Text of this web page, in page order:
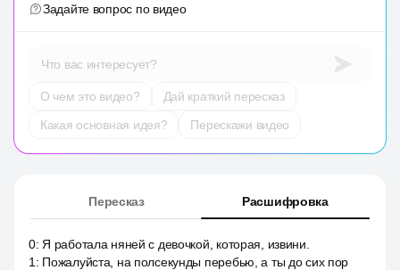
Задайте вопрос по видео
Что вас интересует?
О чем это видео?
Дай краткий пересказ
Какая основная идея?
Перескажи видео
Пересказ Расшифровка
0: Я работала няней с девочкой, которая, извини.
1 : Пожалуйста, на полсекунды перебью, а ты до сих пор